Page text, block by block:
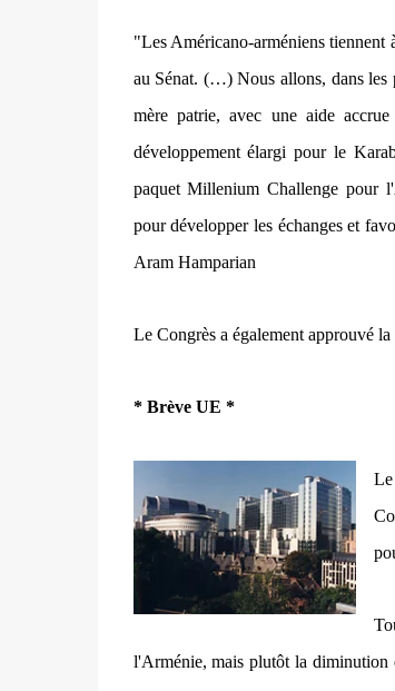
"Les Américano-arméniens tiennent
au Sénat. (…) Nous allons, dans les
mère patrie, avec une aide
développement élargi pour le
paquet Millenium Challenge pour
pour développer les échanges et
Aram Hamparian
Le Congrès a également approuvé
* Brève UE *
l'Arménie, mais plutôt la diminution